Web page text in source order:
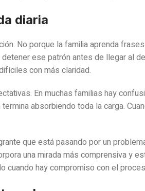
diaria
No porque la familia aprenda
ese patrón antes de llegar al
con más claridad.
En muchas familias hay
absorbiendo toda la carga.
que está pasando por un
una mirada más comprensiva y
cuando hay compromiso con el